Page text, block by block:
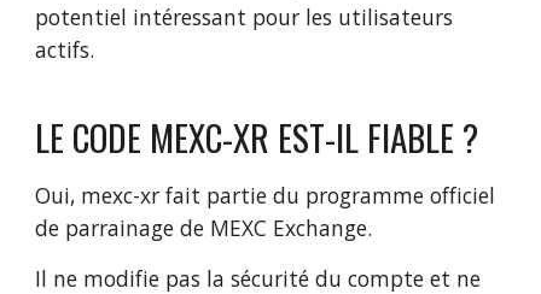
potentiel intéressant pour les utilisateurs
actifs.
LE CODE MEXC-XR EST-IL FIABLE ?
Oui, mexc-xr fait partie du programme officiel
de parrainage de MEXC Exchange.
Il ne modifie pas la sécurité du compte et ne